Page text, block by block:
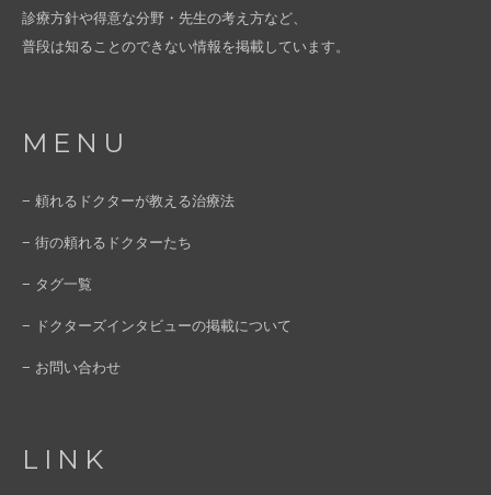
診療方針や得意な分野・先生の考え方など、
普段は知ることのできない情報を掲載しています。
MENU
− 頼れるドクターが教える治療法
− 街の頼れるドクターたち
− タグ一覧
− ドクターズインタビューの掲載について
− お問い合わせ
LINK